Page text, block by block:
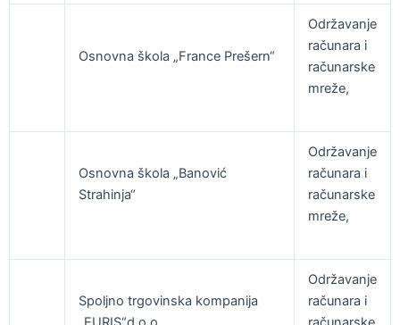
Osnovna škola „France Prešern“
Održavanje
računara i
računarske
mreže,
Osnovna škola „Banović
Strahinja“
Održavanje
računara i
računarske
mreže,
Spoljno trgovinska kompanija
Održavanje
računara i